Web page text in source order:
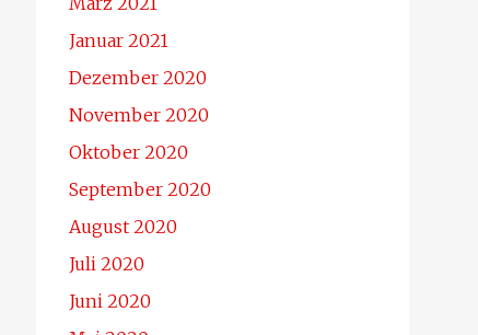
Januar 2021
Dezember 2020
November 2020
Oktober 2020
September 2020
August 2020
Juli 2020
Juni 2020